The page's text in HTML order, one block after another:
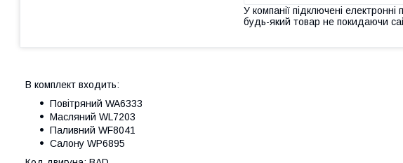
У компанії підключені
будь-який товар не покидаючи
В комплект входить:
Повітряний WA6333
Масляний WL7203
Паливний WF8041
Салону WP6895